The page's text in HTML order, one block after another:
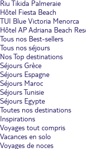
Riu Tikida Palmeraie
Hôtel Fiesta Beach
TUI Blue Victoria Menorca
Hôtel AP Adriana Beach
Tous nos Best-sellers
Tous nos séjours
Nos Top destinations
Séjours Grèce
Séjours Espagne
Séjours Maroc
Séjours Tunisie
Séjours Egypte
Toutes nos destinations
Inspirations
Voyages tout compris
Vacances en solo
Voyages de noces